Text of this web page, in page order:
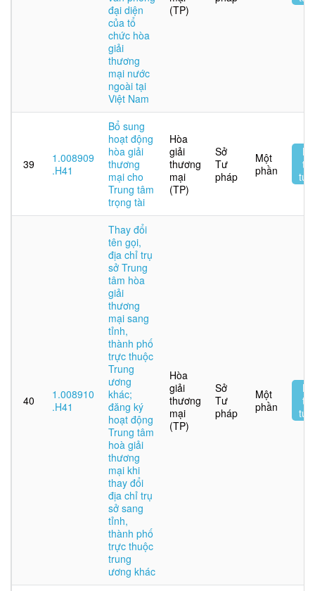
đại diện
của tổ
chức hòa
giải
thương
mại nước
ngoài tại
Việt Nam
(TP)
39
1.008909
.H41
Bổ sung
hoạt động
hòa giải
thương
mại cho
Trung tâm
trọng tài
Hòa
giải
thương
mại
(TP)
Sở
Tư
pháp
Một
phần
40
1.008910
.H41
Thay đổi
tên gọi,
địa chỉ trụ
sở Trung
tâm hòa
giải
thương
mại sang
tỉnh,
thành phố
trực thuộc
Trung
ương
khác;
đăng ký
hoạt động
Trung tâm
hoà giải
thương
mại khi
thay đổi
địa chỉ trụ
sở sang
tỉnh,
thành phố
trực thuộc
trung
ương khác
Hòa
giải
thương
mại
(TP)
Sở
Tư
pháp
Một
phần